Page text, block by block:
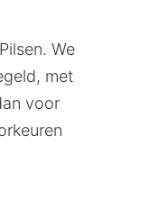
We
met
voor